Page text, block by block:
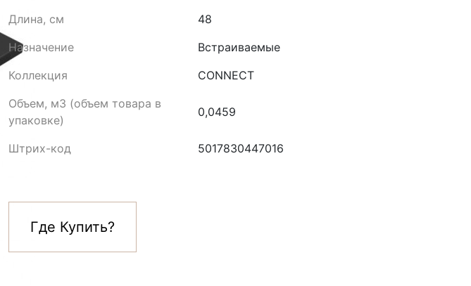
Длина, см
48
Назначение
Встраиваемые
Коллекция
CONNECT
Объем, м3 (объем товара в
упаковке)
0,0459
Штрих-код 5017830447016
Где Купить?